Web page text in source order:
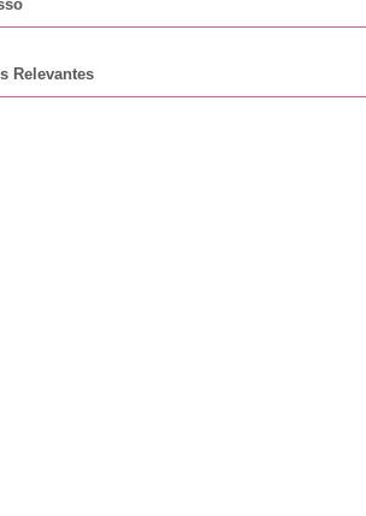
Relevantes